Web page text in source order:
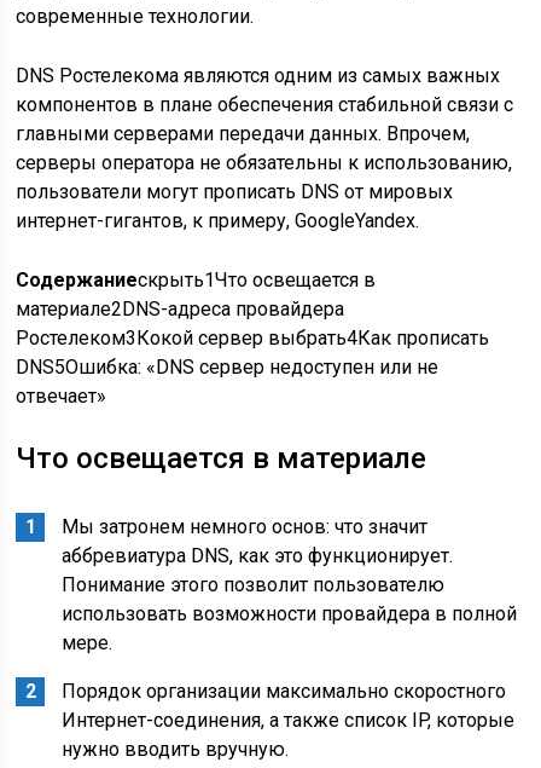
современные технологии.
DNS Ростелекома являются одним из самых важных
компонентов в плане обеспечения стабильной связи с
главными серверами передачи данных. Впрочем,
серверы оператора не обязательны к использованию,
пользователи могут прописать DNS от мировых
интернет-гигантов, к примеру, GoogleYandex.
Содержаниескрыть1Что освещается в
материале2DNS-адреса провайдера
Ростелеком3Кокой сервер выбрать4Как прописать
DNS5Ошибка: «DNS сервер недоступен или не
отвечает»
Что освещается в материале
Мы затронем немного основ: что значит
аббревиатура DNS, как это функционирует.
Понимание этого позволит пользователю
использовать возможности провайдера в полной
мере.
Порядок организации максимально скоростного
Интернет-соединения, а также список IP, которые
нужно вводить вручную.